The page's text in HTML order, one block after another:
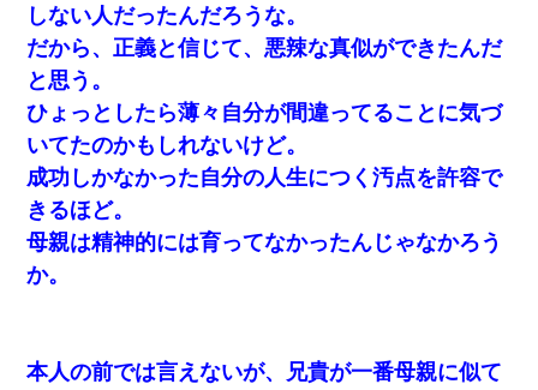
しない人だったんだろうな。
だから、正義と信じて、悪辣な真似ができたんだ
と思う。
ひょっとしたら薄々自分が間違ってることに気づ
いてたのかもしれないけど。
成功しかなかった自分の人生につく汚点を許容で
きるほど。
母親は精神的には育ってなかったんじゃなかろう
か。
本人の前では言えないが、兄貴が一番母親に似て